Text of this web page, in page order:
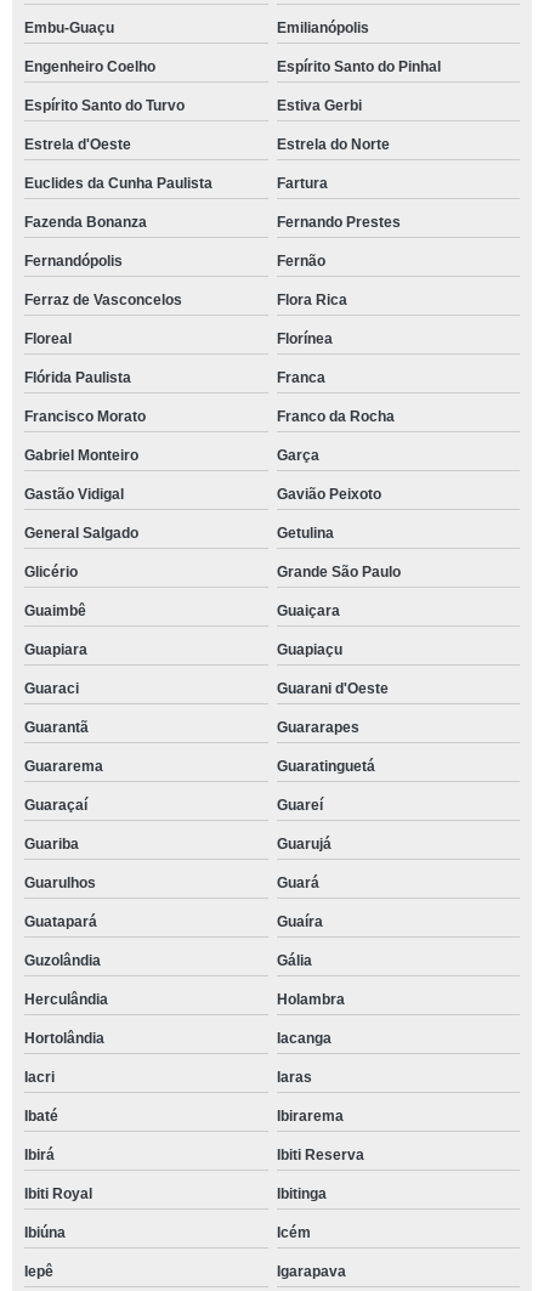
Embu-Guaçu Emilianópolis
Engenheiro Coelho Espírito Santo do Pinhal
Espírito Santo do Turvo Estiva Gerbi
Estrela d'Oeste Estrela do Norte
Euclides da Cunha Paulista Fartura
Fazenda Bonanza Fernando Prestes
Fernandópolis Fernão
Ferraz de Vasconcelos Flora Rica
Floreal Florínea
Flórida Paulista Franca
Francisco Morato Franco da Rocha
Gabriel Monteiro Garça
Gastão Vidigal Gavião Peixoto
General Salgado Getulina
Glicério Grande São Paulo
Guaimbê Guaiçara
Guapiara Guapiaçu
Guaraci Guarani d'Oeste
Guarantã Guararapes
Guararema Guaratinguetá
Guaraçaí Guareí
Guariba Guarujá
Guarulhos Guará
Guatapará Guaíra
Guzolândia Gália
Herculândia Holambra
Hortolândia Iacanga
Iacri Iaras
Ibaté Ibirarema
Ibirá Ibiti Reserva
Ibiti Royal Ibitinga
Ibiúna Icém
Iepê Igarapava